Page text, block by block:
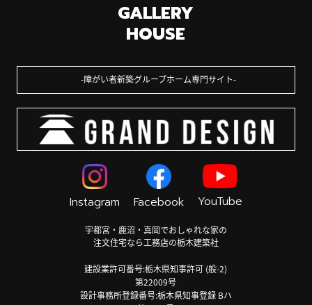
GALLERY
HOUSE
障がい者新築グループホーム専門サイト
Instagram Facebook YouTube
宇都宮・鹿沼・真岡でおしゃれな家の
注文住宅なら工務店の栃木建築社
建設業許可番号:栃木県知事許可 (般-2)
第22009号
設計事務所登録番号:栃木県知事登録 Bハ